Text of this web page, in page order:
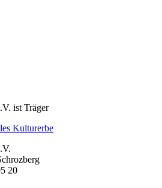
ist Träger
20